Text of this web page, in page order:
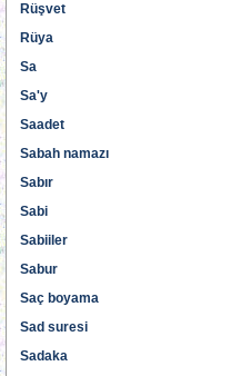
Rüşvet
Rüya
Sa
Sa'y
Saadet
Sabah namazı
Sabır
Sabi
Sabiiler
Sabur
Saç boyama
Sad suresi
Sadaka